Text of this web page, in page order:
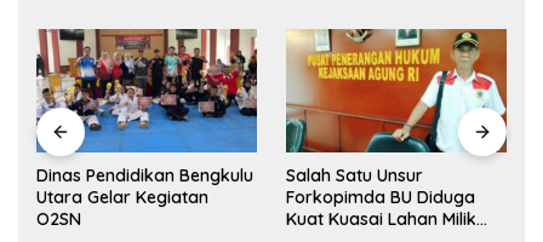
Dinas Pendidikan Bengkulu
Utara Gelar Kegiatan
O2SN
Salah Satu Unsur
Forkopimda BU Diduga
Kuat Kuasai Lahan Milik